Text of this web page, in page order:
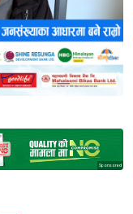
Sponsored